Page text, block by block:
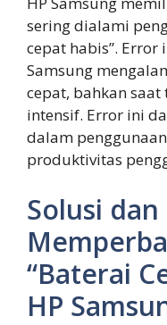
sering dialami
cepat habis”.
Samsung
cepat, bahkan
intensif. Error ini
dalam
produktivitas
Solusi dan
“Baterai
HP